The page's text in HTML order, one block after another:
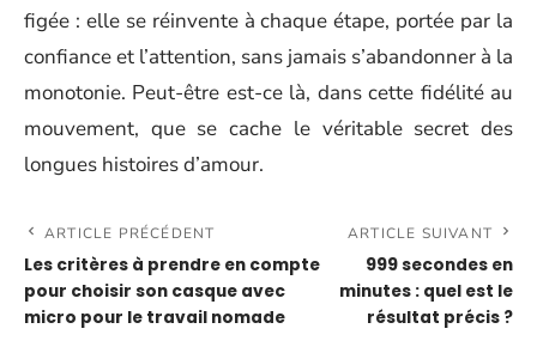
figée : elle se réinvente à chaque étape, portée par la
confiance et l’attention, sans jamais s’abandonner à la
monotonie. Peut-être est-ce là, dans cette fidélité au
mouvement, que se cache le véritable secret des
longues histoires d’amour.
ARTICLE PRÉCÉDENT
Les critères à prendre en compte
pour choisir son casque avec
micro pour le travail nomade
ARTICLE SUIVANT
999 secondes en
minutes : quel est le
résultat précis ?